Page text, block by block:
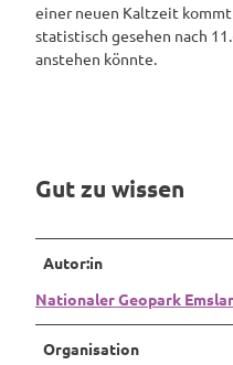
einer neuen Kaltzeit kommt
statistisch gesehen nach
anstehen könnte.
Gut zu wissen
Autor:in
Nationaler Geopark
Organisation